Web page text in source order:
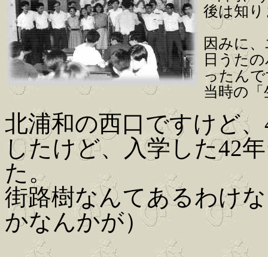
後は知
因みに
日うた
ったん
当時の
北浦和の西口ですけど
したけど、入学した42
た。
街路樹なんてあるわけ
かなんかが）